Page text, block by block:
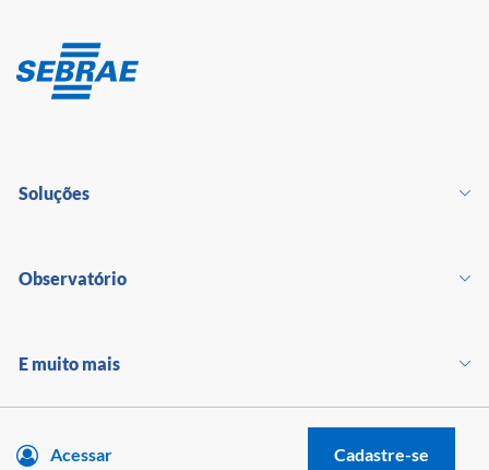
Soluções
Observatório
E muito mais
Acessar Cadastre-se